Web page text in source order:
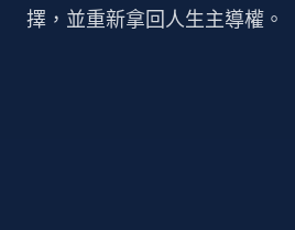
擇，並重新拿回人生主導權。